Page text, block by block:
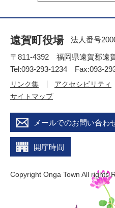
遠賀町役場
法人番号
〒811-4392 福岡県遠賀郡遠
Tel:093-293-1234 Fax:093-
リンク集 アクセシビリティ
サイトマップ
メールでのお問い合わ
開庁時間
Copyright Onga Town All rights